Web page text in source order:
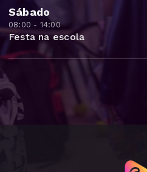
Sábado
08:00 - 14:00
Festa na escola